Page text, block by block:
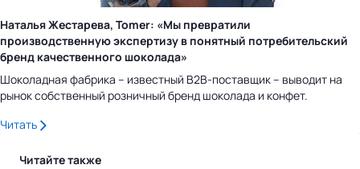
Наталья Жестарева, Tomer: «Мы превратили
производственную экспертизу в понятный потребительский
бренд качественного шоколада»
Шоколадная фабрика – известный B2B-поставщик – выводит на
рынок собственный розничный бренд шоколада и конфет.
Читать
Читайте также